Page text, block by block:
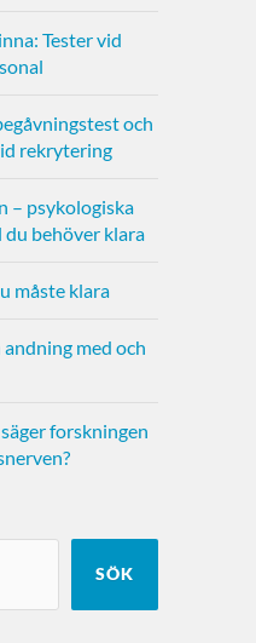
Tester vid
och
rekrytering
– psykologiska
behöver klara
måste klara
med och
forskningen
SÖK